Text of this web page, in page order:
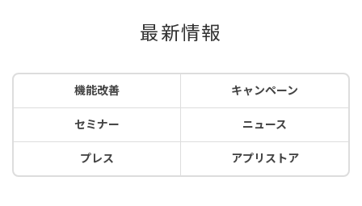
最新情報
機能改善 キャンペーン
セミナー ニュース
プレス アプリストア